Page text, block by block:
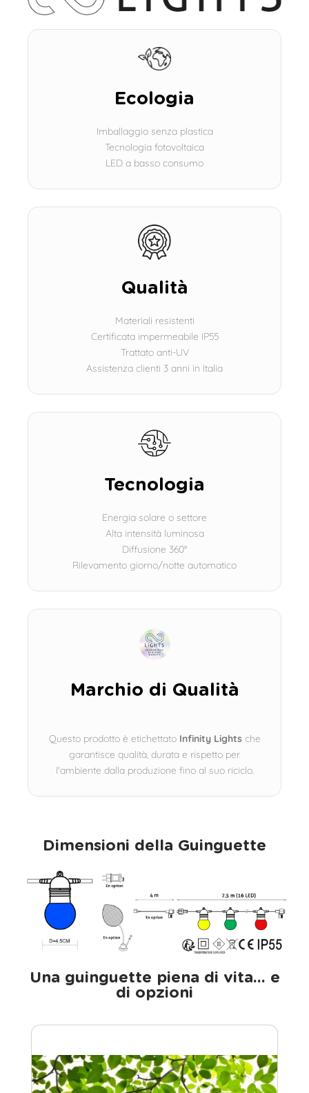
Ecologia
Imballaggio senza plastica
Tecnologia fotovoltaica
LED a basso consumo
Qualità
Materiali resistenti
Certificata impermeabile IP55
Trattato anti-UV
Assistenza clienti 3 anni in Italia
Tecnologia
Energia solare o settore
Alta intensità luminosa
Diffusione 360°
Rilevamento giorno/notte automatico
Marchio di Qualità
Questo prodotto è etichettato Infinity Lights che
garantisce qualità, durata e rispetto per
l'ambiente dalla produzione fino al suo riciclo.
Dimensioni della Guinguette
Una guinguette piena di vita... e
di opzioni